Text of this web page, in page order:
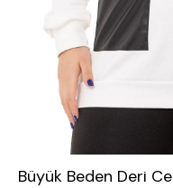
Büyük Beden Deri